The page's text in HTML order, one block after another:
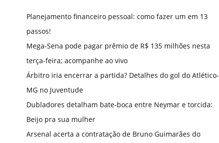
Planejamento financeiro pessoal: como fazer um em 13
passos!
Mega-Sena pode pagar prêmio de R$ 135 milhões nesta
terça-feira; acompanhe ao vivo
Árbitro iria encerrar a partida? Detalhes do gol do Atlético-
MG no Juventude
Dubladores detalham bate-boca entre Neymar e torcida:
Beijo pra sua mulher
Arsenal acerta a contratação de Bruno Guimarães do